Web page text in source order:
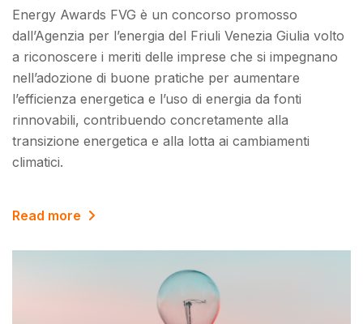
Energy Awards FVG è un concorso promosso
dall’Agenzia per l’energia del Friuli Venezia Giulia volto
a riconoscere i meriti delle imprese che si impegnano
nell’adozione di buone pratiche per aumentare
l’efficienza energetica e l’uso di energia da fonti
rinnovabili, contribuendo concretamente alla
transizione energetica e alla lotta ai cambiamenti
climatici.
Read more